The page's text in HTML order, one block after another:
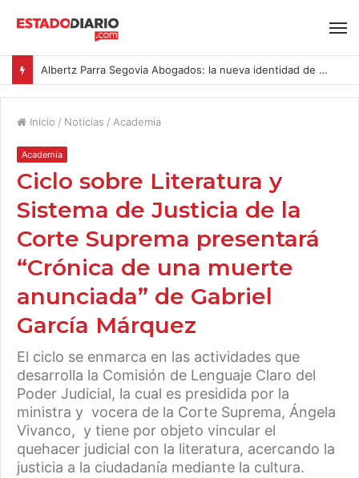
Albertz Parra Segovia Abogados: la nueva identidad de Segovia Consulting
Inicio / Noticias / Academia
Academia
Ciclo sobre Literatura y
Sistema de Justicia de la
Corte Suprema presentará
“Crónica de una muerte
anunciada” de Gabriel
García Márquez
El ciclo se enmarca en las actividades que
desarrolla la Comisión de Lenguaje Claro del
Poder Judicial, la cual es presidida por la
ministra y vocera de la Corte Suprema, Ángela
Vivanco, y tiene por objeto vincular el
quehacer judicial con la literatura, acercando la
justicia a la ciudadanía mediante la cultura.